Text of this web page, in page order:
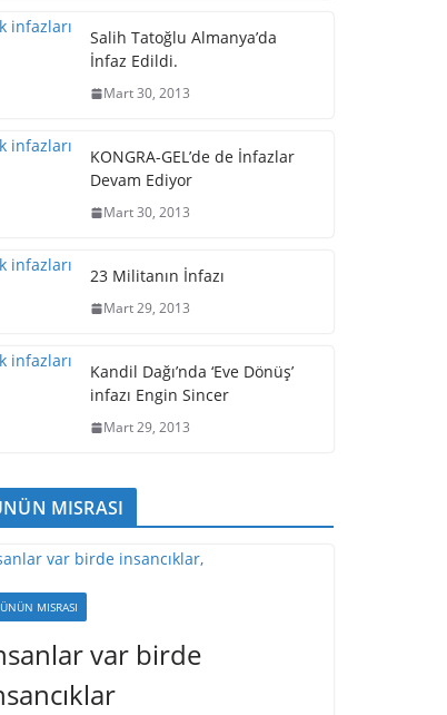
Salih Tatoğlu Almanya’da
İnfaz Edildi.
Mart 30, 2013
KONGRA-GEL’de de İnfazlar
Devam Ediyor
Mart 30, 2013
23 Militanın İnfazı
Mart 29, 2013
Kandil Dağı’nda ‘Eve Dönüş’
infazı Engin Sincer
Mart 29, 2013
MISRASI
MISRASI
var birde